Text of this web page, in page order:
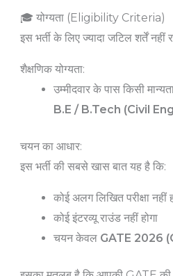
🎓 योग्यता (Eligibility Criteria)
इस भर्ती के लिए ज्यादा जटिल शर्तें
शैक्षणिक योग्यता:
उम्मीदवार के पास किसी
B.E / B.Tech (Civil
चयन का आधार:
इस भर्ती की सबसे खास बात यह है कि:
कोई अलग लिखित परीक्षा नहीं
कोई इंटरव्यू राउंड नहीं होगा
चयन केवल GATE 2026